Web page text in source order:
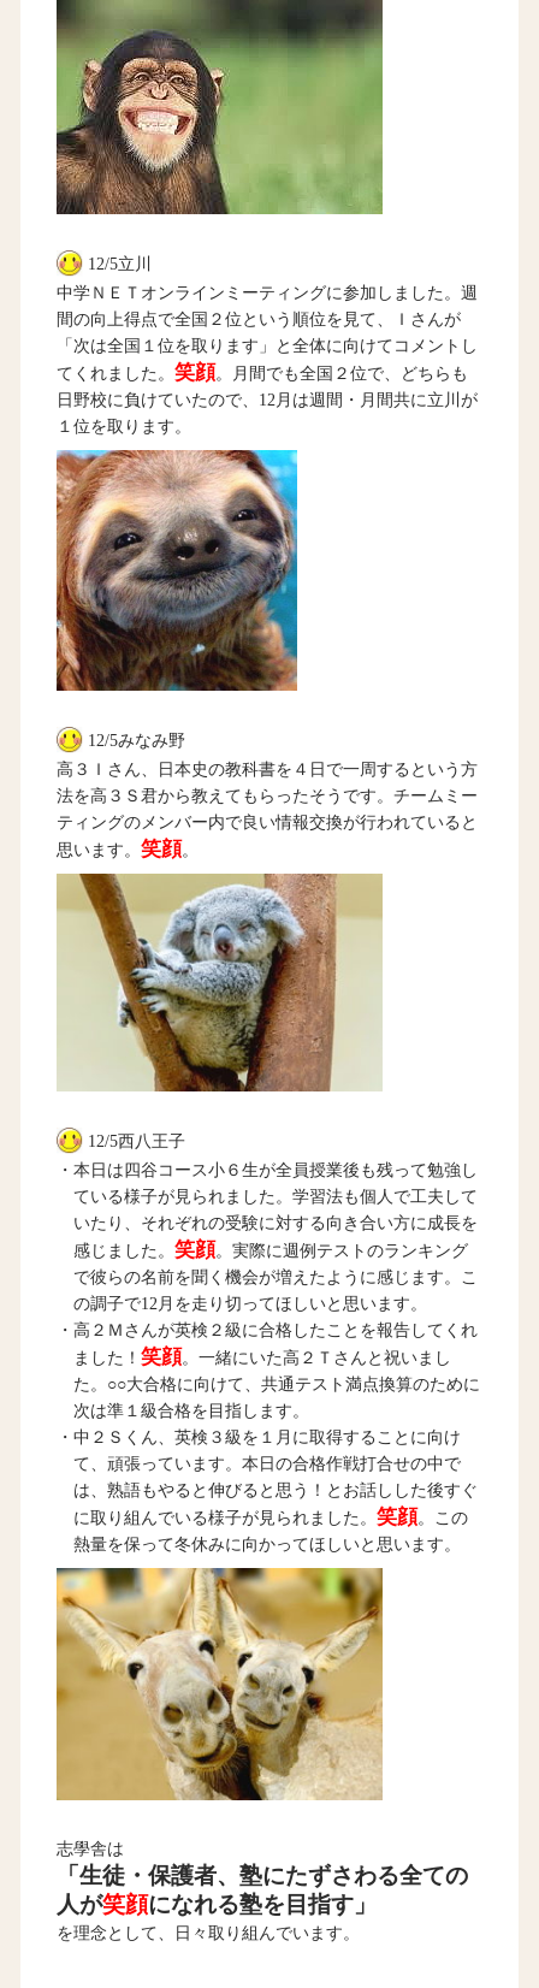
12/5立川
中学ＮＥＴオンラインミーティングに参加しました。週
間の向上得点で全国２位という順位を見て、Ｉさんが
「次は全国１位を取ります」と全体に向けてコメントし
てくれました。 笑顔。月間でも全国２位で、どちらも
日野校に負けていたので、12月は週間・月間共に立川が
１位を取ります。
12/5みなみ野
高３Ｉさん、日本史の教科書を４日で一周するという方
法を高３Ｓ君から教えてもらったそうです。チームミー
ティングのメンバー内で良い情報交換が行われていると
思います。 笑顔。
12/5西八王子
・本日は四谷コース小６生が全員授業後も残って勉強し
ている様子が見られました。学習法も個人で工夫して
いたり、それぞれの受験に対する向き合い方に成長を
感じました。 笑顔。実際に週例テストのランキング
で彼らの名前を聞く機会が増えたように感じます。こ
の調子で12月を走り切ってほしいと思います。
・高２Ｍさんが英検２級に合格したことを報告してくれ
ました！ 笑顔。一緒にいた高２Ｔさんと祝いまし
た。○○大合格に向けて、共通テスト満点換算のために
次は準１級合格を目指します。
・中２Ｓくん、英検３級を１月に取得することに向け
て、頑張っています。本日の合格作戦打合せの中で
は、熟語もやると伸びると思う！とお話しした後すぐ
に取り組んでいる様子が見られました。 笑顔。この
熱量を保って冬休みに向かってほしいと思います。
志學舎は
「生徒・保護者、塾にたずさわる全ての
人が笑顔になれる塾を目指す」
を理念として、日々取り組んでいます。